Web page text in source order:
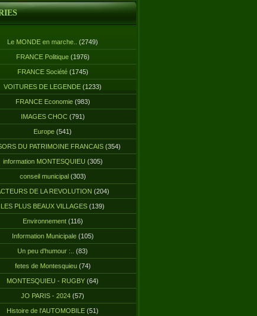
Le MONDE en marche.. (2749)
FRANCE Politique(1976)
FRANCE Société(1745)
VOITURES DE LEGENDE (1233)
FRANCE Economie(983)
IMAGES CHOC(791)
Europe (541)
DU PATRIMOINE FRANCAIS (354)
information MONTESQUIEU (305)
conseil municipal(303)
DE LA REVOLUTION (204)
LES PLUS BEAUX VILLAGES (139)
Environnement(116)
Information Municipale(105)
Un peu d'humour :.. (83)
fetes de Montesquieu(74)
MONTESQUIEU - RUGBY (64)
JO PARIS - 2024 (57)
Histoire de l'AUTOMOBILE (51)